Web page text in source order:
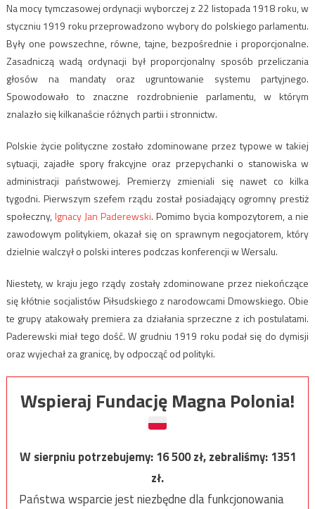
Na mocy tymczasowej ordynacji wyborczej z 22 listopada 1918 roku, w
styczniu 1919 roku przeprowadzono wybory do polskiego parlamentu.
Były one powszechne, równe, tajne, bezpośrednie i proporcjonalne.
Zasadniczą wadą ordynacji był proporcjonalny sposób przeliczania
głosów na mandaty oraz ugruntowanie systemu partyjnego.
Spowodowało to znaczne rozdrobnienie parlamentu, w którym
znalazło się kilkanaście różnych partii i stronnictw.
Polskie życie polityczne zostało zdominowane przez typowe w takiej
sytuacji, zajadłe spory frakcyjne oraz przepychanki o stanowiska w
administracji państwowej. Premierzy zmieniali się nawet co kilka
tygodni. Pierwszym szefem rządu został posiadający ogromny prestiż
społeczny,Ignacy Jan Paderewski. Pomimo bycia kompozytorem, a nie
zawodowym politykiem, okazał się on sprawnym negocjatorem, który
dzielnie walczył o polski interes podczas konferencji w Wersalu.
Niestety, w kraju jego rządy zostały zdominowane przez niekończące
się kłótnie socjalistów Piłsudskiego z narodowcami Dmowskiego. Obie
te grupy atakowały premiera za działania sprzeczne z ich postulatami.
Paderewski miał tego dość. W grudniu 1919 roku podał się do dymisji
oraz wyjechał za granicę, by odpocząć od polityki.
Wspieraj Fundację Magna Polonia!
W sierpniu potrzebujemy:16 500zł, zebraliśmy:1351
zł.
Państwa wsparcie jest niezbędne dla funkcjonowania